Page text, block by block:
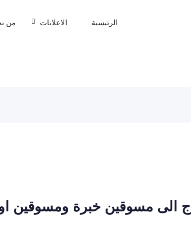
الرئيسية الاعلانات من
الى مسوقين خبرة ومسوقين